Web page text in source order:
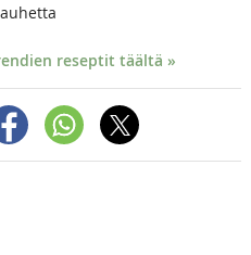
reseptit täältä »